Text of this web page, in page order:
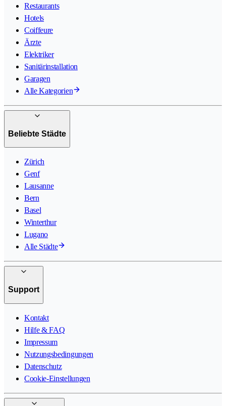
Restaurants
Hotels
Coiffeure
Ärzte
Elektriker
Sanitärinstallation
Garagen
Alle Kategorien
Beliebte Städte
Zürich
Genf
Lausanne
Bern
Basel
Winterthur
Lugano
Alle Städte
Support
Kontakt
Hilfe & FAQ
Impressum
Nutzungsbedingungen
Datenschutz
Cookie-Einstellungen